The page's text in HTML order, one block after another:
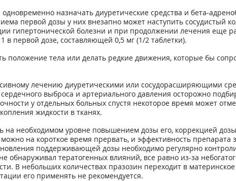
назначать диуретические средства и бета-
первой дозы у них внезапно может наступить сосудистый
гипертонической болезни и при продолжении лечения еще
первой дозе, составляющей 0,5 мг (1/2 таблетки).
тела или делать редкие движения, которые бы
лечению диуретическими или сосудорасширяющими
выброса и артериального давления осторожно
у отдельных больных спустя некоторое время может
жидкости в тканях.
на необходимом уровне повышением дозы его, коррекцией
на короткое время прервать, и эффективность препарата
поддерживающей дозы необходимо регулярно
тератогенных влияний, все равно из-за
В небольших количествах празозин переходит в
его применять не рекомендуется.